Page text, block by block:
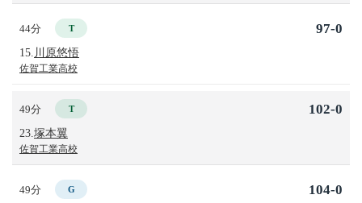
44分 T
15. 川原悠悟
佐賀工業高校
97-0
49分 T
23. 塚本翼
佐賀工業高校
102-0
49分 G 104-0